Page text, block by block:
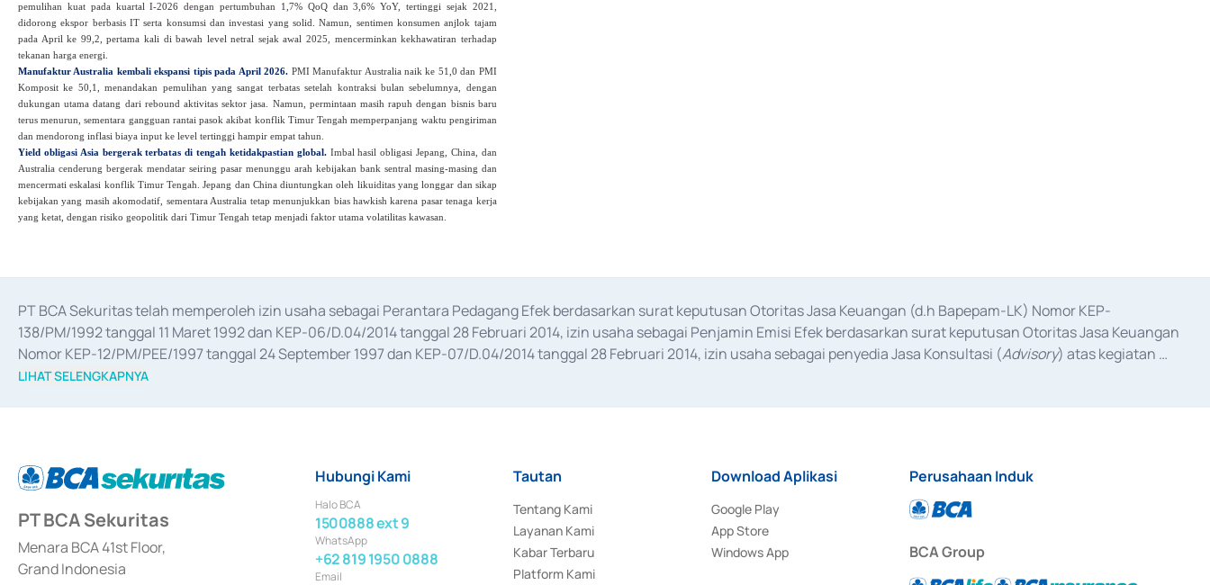
pemulihan kuat pada kuartal I‑2026 dengan pertumbuhan 1,7% QoQ dan 3,6% YoY, tertinggi sejak 2021,
didorong ekspor berbasis IT serta konsumsi dan investasi yang solid. Namun, sentimen konsumen anjlok tajam
pada April ke 99,2, pertama kali di bawah level netral sejak awal 2025, mencerminkan kekhawatiran terhadap
tekanan harga energi.
Manufaktur Australia kembali ekspansi tipis pada April 2026. PMI Manufaktur Australia naik ke 51,0 dan PMI
Komposit ke 50,1, menandakan pemulihan yang sangat terbatas setelah kontraksi bulan sebelumnya, dengan
dukungan utama datang dari rebound aktivitas sektor jasa. Namun, permintaan masih rapuh dengan bisnis baru
terus menurun, sementara gangguan rantai pasok akibat konflik Timur Tengah memperpanjang waktu pengiriman
dan mendorong inflasi biaya input ke level tertinggi hampir empat tahun.
Yield obligasi Asia bergerak terbatas di tengah ketidakpastian global.Imbal hasil obligasi Jepang, China, dan
Australia cenderung bergerak mendatar seiring pasar menunggu arah kebijakan bank sentral masing‑masing dan
mencermati eskalasi konflik Timur Tengah. Jepang dan China diuntungkan oleh likuiditas yang longgar dan sikap
kebijakan yang masih akomodatif, sementara Australia tetap menunjukkan bias hawkish karena pasar tenaga kerja
yang ketat, dengan risiko geopolitik dari Timur Tengah tetap menjadi faktor utama volatilitas kawasan.
PT BCA Sekuritas telah memperoleh izin usaha sebagai Perantara Pedagang Efek berdasarkan surat keputusan Otoritas Jasa Keuangan (d.h Bapepam-LK) Nomor KEP-
138/PM/1992 tanggal 11 Maret 1992 dan KEP-06/D.04/2014 tanggal 28 Februari 2014, izin usaha sebagai Penjamin Emisi Efek berdasarkan surat keputusan Otoritas Jasa Keuangan
Nomor KEP-12/PM/PEE/1997 tanggal 24 September 1997 dan KEP-07/D.04/2014 tanggal 28 Februari 2014, izin usaha sebagai penyedia Jasa Konsultasi (Advisory) atas kegiatan
merger, akuisisi, divestasi, dan
LIHAT SELENGKAPNYA
PT BCA Sekuritas
Menara BCA 41st Floor,
Grand Indonesia
Hubungi Kami
Halo BCA
1500888 ext 9
WhatsApp
+62 819 1950 0888
Email
Tautan
Tentang Kami
Layanan Kami
Kabar Terbaru
Platform Kami
Download Aplikasi
Google Play
App Store
Windows App
Perusahaan Induk
BCA Group